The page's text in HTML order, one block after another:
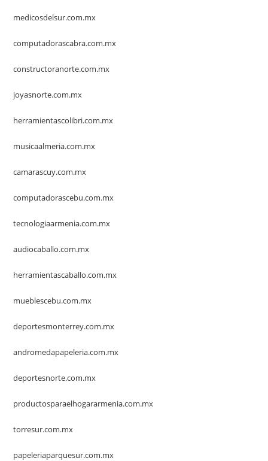
medicosdelsur.com.mx
computadorascabra.com.mx
constructoranorte.com.mx
joyasnorte.com.mx
herramientascolibri.com.mx
musicaalmeria.com.mx
camarascuy.com.mx
computadorascebu.com.mx
tecnologiaarmenia.com.mx
audiocaballo.com.mx
herramientascaballo.com.mx
mueblescebu.com.mx
deportesmonterrey.com.mx
andromedapapeleria.com.mx
deportesnorte.com.mx
productosparaelhogararmenia.com.mx
torresur.com.mx
papeleriaparquesur.com.mx